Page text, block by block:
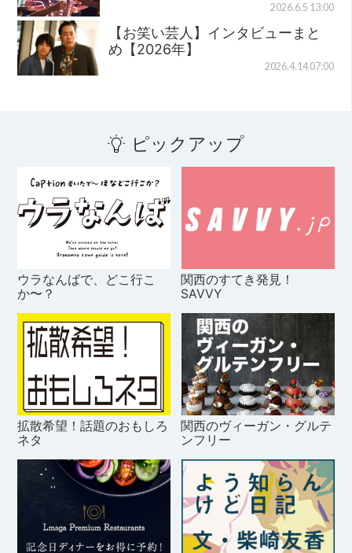
2026.6.5 13:00
【お笑い芸人】インタビューまと
め【2026年】
2026.4.14 07:00
ピックアップ
ウラなんばで、どこ行こ
か〜？
関西のすてき発見！
SAVVY
拡散希望！話題のおもしろ
ネタ
関西のヴィーガン・グルテ
ンフリー